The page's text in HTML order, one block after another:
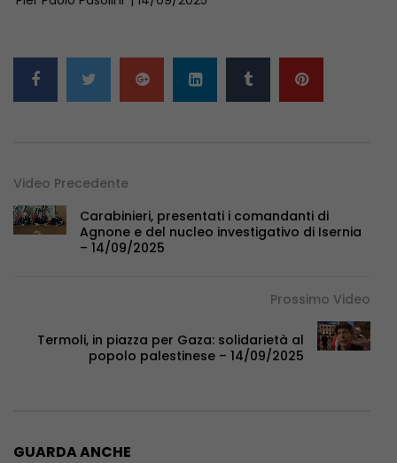
Video Precedente
Carabinieri, presentati i comandanti di
Agnone e del nucleo investigativo di Isernia
– 14/09/2025
Prossimo Video
Termoli, in piazza per Gaza: solidarietà al
popolo palestinese – 14/09/2025
GUARDA ANCHE